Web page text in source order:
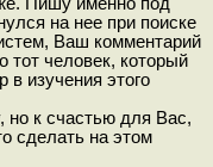
на нее при поиске
Ваш комментарий
тот человек, который
в изучения этого
но к счастью для Вас,
сделать на этом